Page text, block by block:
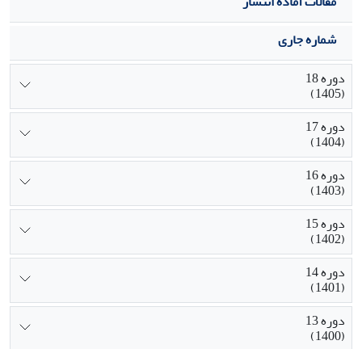
شماره جاری
دوره 18
(1405)
دوره 17
(1404)
دوره 16
(1403)
دوره 15
(1402)
دوره 14
(1401)
دوره 13
(1400)